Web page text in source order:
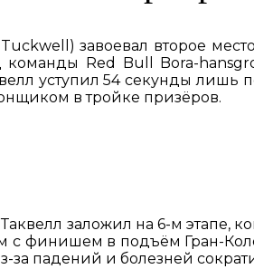
завоевал второе
команды Red Bull Bora-
уступил 54 секунды лишь
в тройке призёров.
заложил на 6-м этапе,
с финишем в подъём Гран-
за падений и болезней